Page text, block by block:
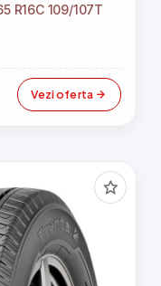
R16C 109/107T
Vezi oferta